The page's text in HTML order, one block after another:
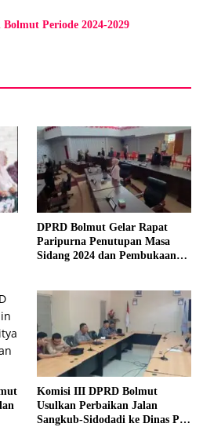
Periode 2024-2029
DPRD Bolmut Gelar Rapat
Paripurna Penutupan Masa
Sidang 2024 dan Pembukaan
Komisi III DPRD Bolmut
Usulkan Perbaikan Jalan
Sangkub-Sidodadi ke Dinas PU